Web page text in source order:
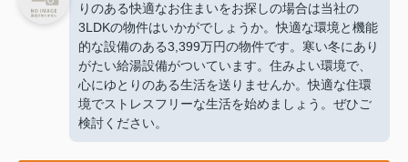
りのある快適なお住まいをお探しの場合は当社の
3LDKの物件はいかがでしょうか。快適な環境と機能
的な設備のある3,399万円の物件です。寒い冬にあり
がたい給湯設備がついています。住みよい環境で、
心にゆとりのある生活を送りませんか。快適な住環
境でストレスフリーな生活を始めましょう。ぜひご
検討ください。